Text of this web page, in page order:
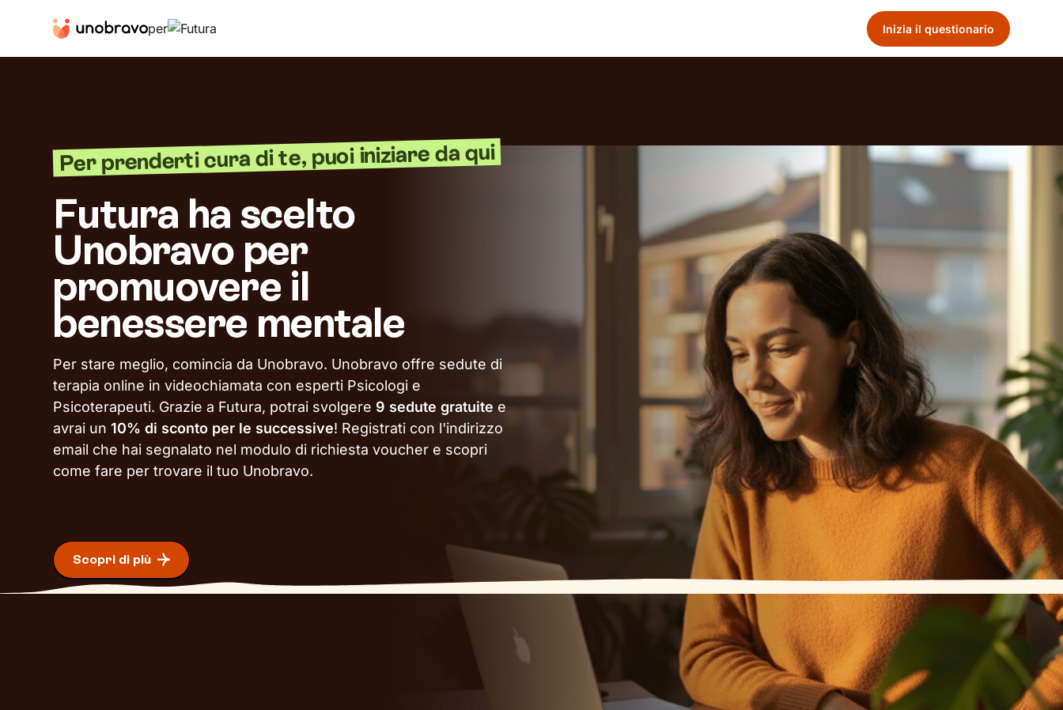
per Inizia il questionario
Per prenderti cura di te, puoi iniziare da qui
Futura ha scelto
Unobravo per
promuovere il
benessere mentale
Per stare meglio, comincia da Unobravo. Unobravo offre sedute di
terapia online in videochiamata con esperti Psicologi e
Psicoterapeuti. Grazie a Futura, potrai svolgere 9 sedute gratuite e
avrai un10% di sconto per le successive! Registrati con l'indirizzo
email che hai segnalato nel modulo di richiesta voucher e scopri
come fare per trovare il tuo Unobravo.
Scopri di più